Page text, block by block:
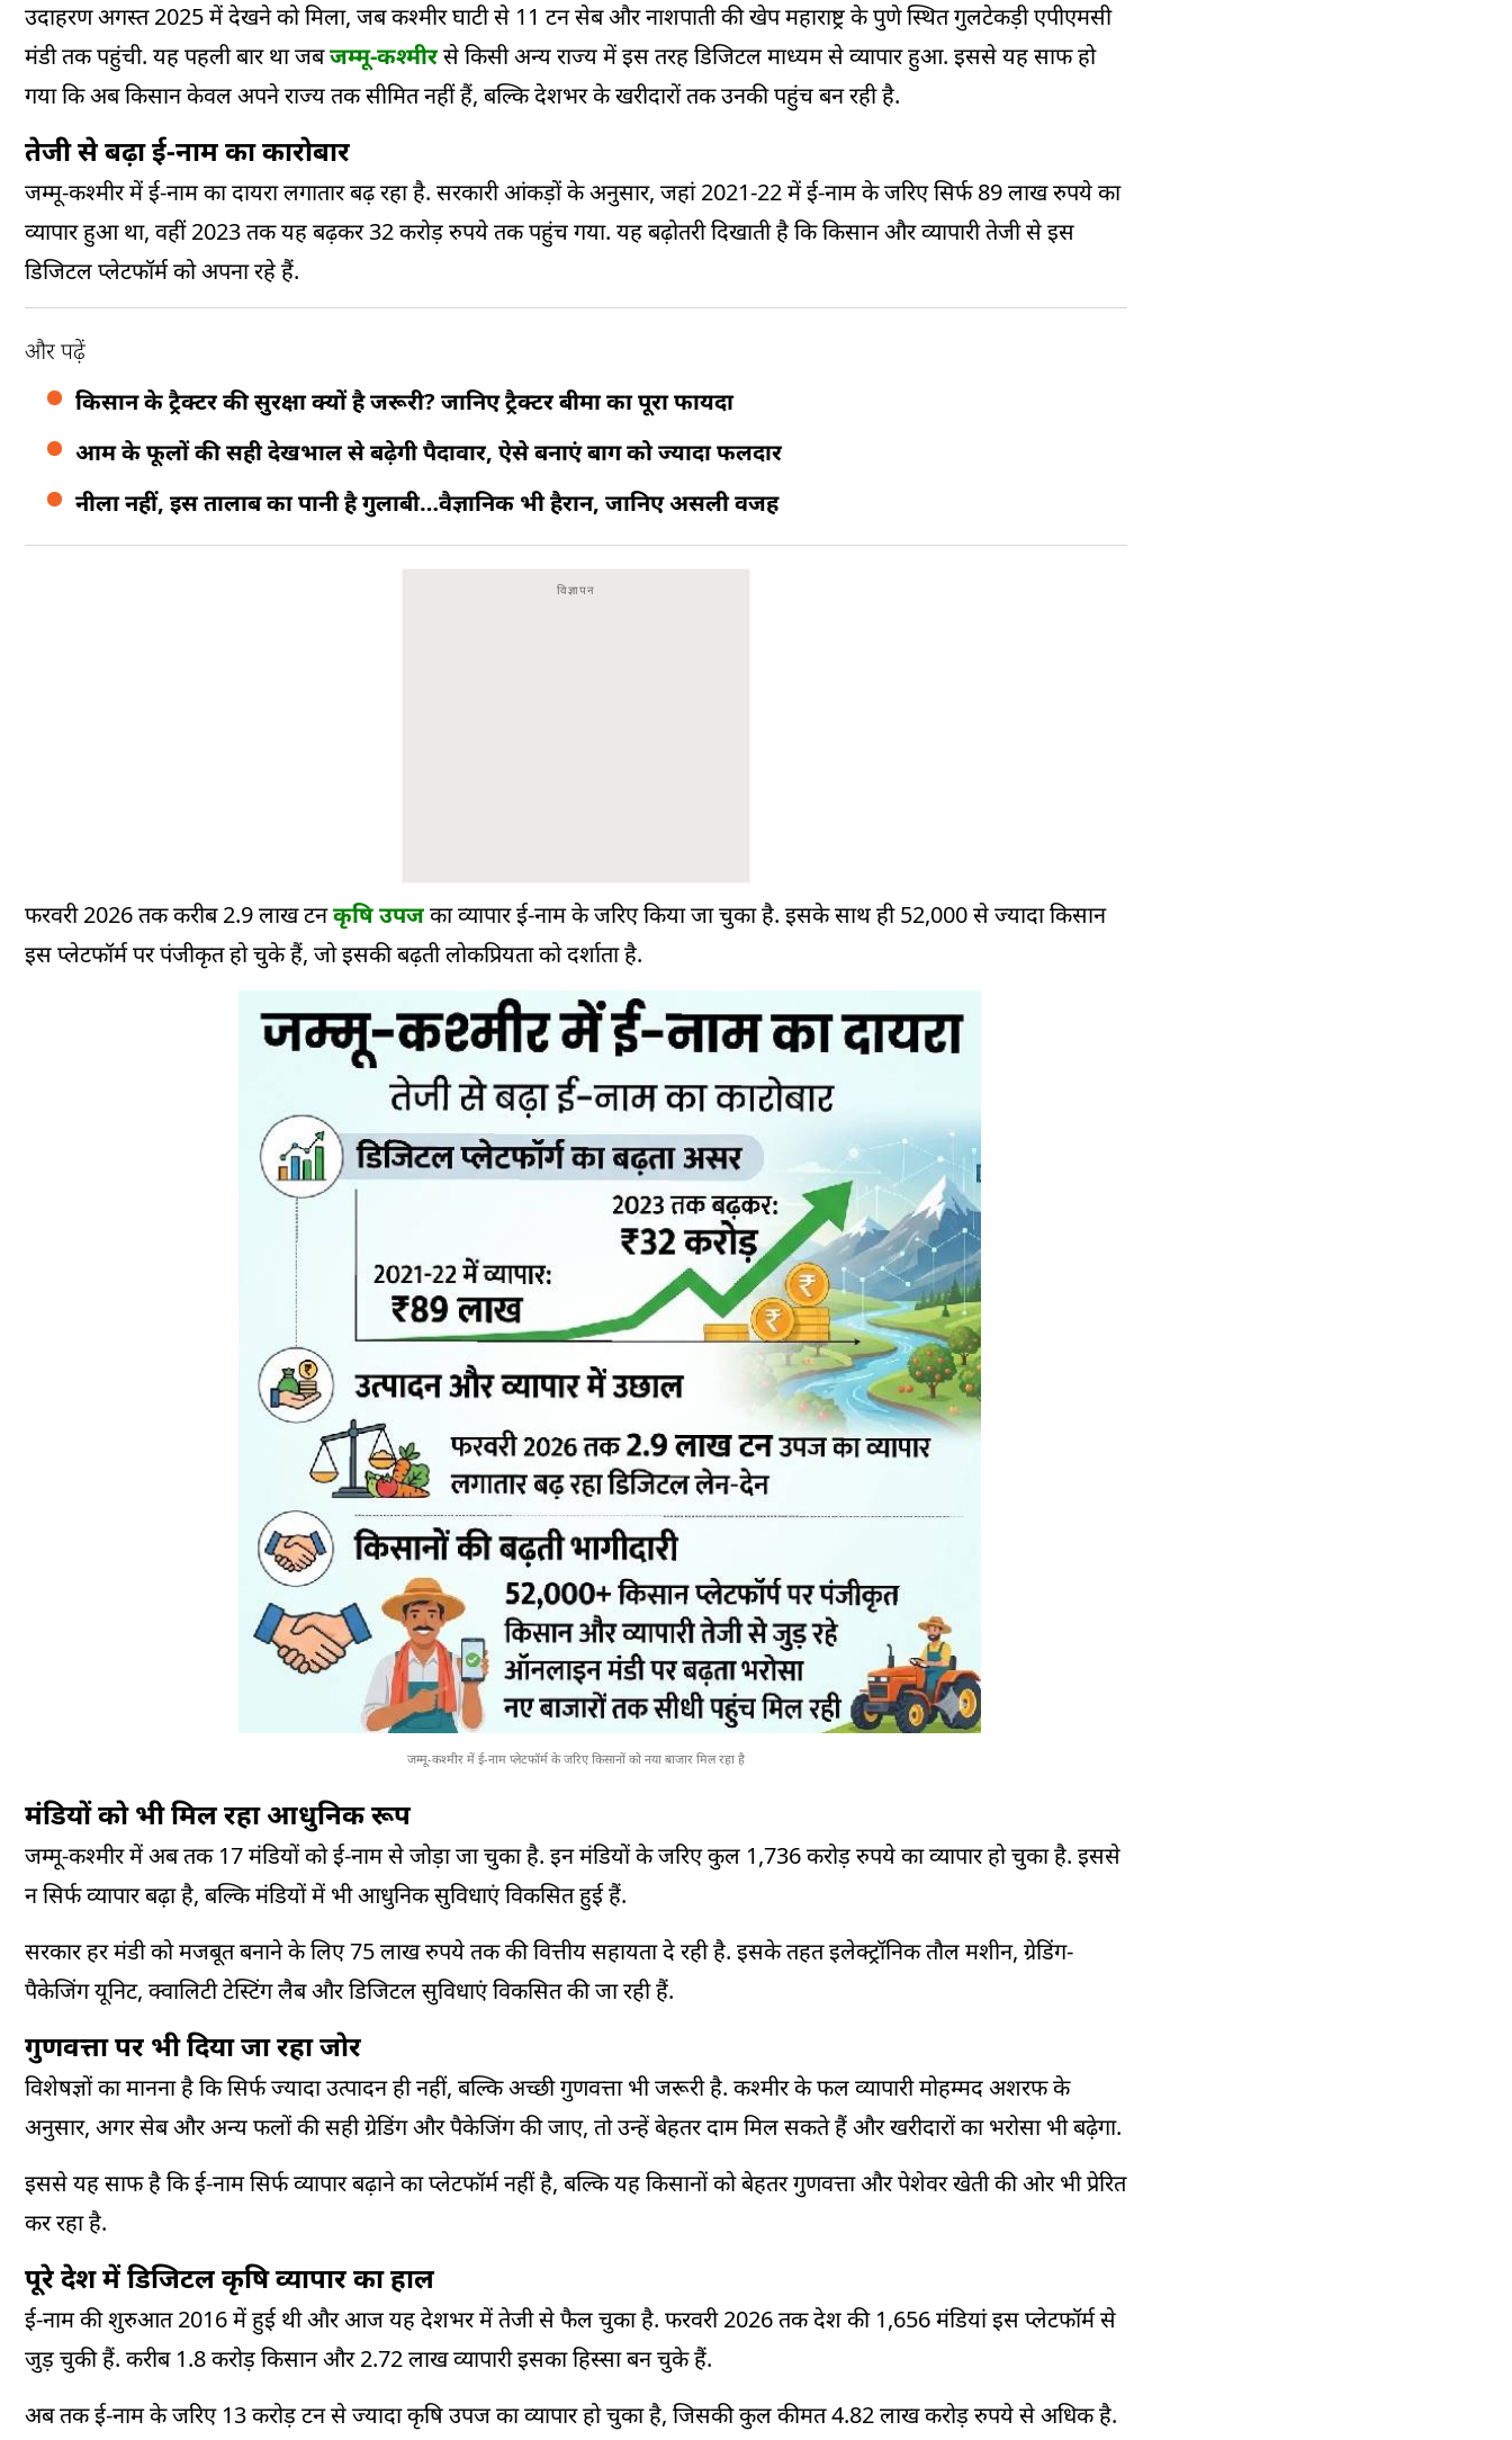
उदाहरण अगस्त 2025 में देखने को मिला, जब कश्मीर घाटी से 11 टन सेब और नाशपाती की खेप महाराष्ट्र के पुणे स्थित गुलटेकड़ी एपीएमसी
मंडी तक पहुंची. यह पहली बार था जबजम्मू-कश्मीरसे किसी अन्य राज्य में इस तरह डिजिटल माध्यम से व्यापार हुआ. इससे यह साफ हो
गया कि अब किसान केवल अपने राज्य तक सीमित नहीं हैं, बल्कि देशभर के खरीदारों तक उनकी पहुंच बन रही है.
तेजी से बढ़ा ई-नाम का कारोबार
जम्मू-कश्मीर में ई-नाम का दायरा लगातार बढ़ रहा है. सरकारी आंकड़ों के अनुसार, जहां 2021-22 में ई-नाम के जरिए सिर्फ 89 लाख रुपये का
व्यापार हुआ था, वहीं 2023 तक यह बढ़कर 32 करोड़ रुपये तक पहुंच गया. यह बढ़ोतरी दिखाती है कि किसान और व्यापारी तेजी से इस
डिजिटल प्लेटफॉर्म को अपना रहे हैं.
और पढ़ें
किसान के ट्रैक्टर की सुरक्षा क्यों है जरूरी? जानिए ट्रैक्टर बीमा का पूरा फायदा
आम के फूलों की सही देखभाल से बढ़ेगी पैदावार, ऐसे बनाएं बाग को ज्यादा फलदार
नीला नहीं, इस तालाब का पानी है गुलाबी…वैज्ञानिक भी हैरान, जानिए असली वजह
फरवरी 2026 तक करीब 2.9 लाख टनकृषि उपजका व्यापार ई-नाम के जरिए किया जा चुका है. इसके साथ ही 52,000 से ज्यादा किसान
इस प्लेटफॉर्म पर पंजीकृत हो चुके हैं, जो इसकी बढ़ती लोकप्रियता को दर्शाता है.
जम्मू-कश्मीर में ई-नाम प्लेटफॉर्म के जरिए किसानों को नया बाजार मिल रहा है
मंडियों को भी मिल रहा आधुनिक रूप
जम्मू-कश्मीर में अब तक 17 मंडियों को ई-नाम से जोड़ा जा चुका है. इन मंडियों के जरिए कुल 1,736 करोड़ रुपये का व्यापार हो चुका है. इससे
न सिर्फ व्यापार बढ़ा है, बल्कि मंडियों में भी आधुनिक सुविधाएं विकसित हुई हैं.
सरकार हर मंडी को मजबूत बनाने के लिए 75 लाख रुपये तक की वित्तीय सहायता दे रही है. इसके तहत इलेक्ट्रॉनिक तौल मशीन, ग्रेडिंग-
पैकेजिंग यूनिट, क्वालिटी टेस्टिंग लैब और डिजिटल सुविधाएं विकसित की जा रही हैं.
गुणवत्ता पर भी दिया जा रहा जोर
विशेषज्ञों का मानना है कि सिर्फ ज्यादा उत्पादन ही नहीं, बल्कि अच्छी गुणवत्ता भी जरूरी है. कश्मीर के फल व्यापारी मोहम्मद अशरफ के
अनुसार, अगर सेब और अन्य फलों की सही ग्रेडिंग और पैकेजिंग की जाए, तो उन्हें बेहतर दाम मिल सकते हैं और खरीदारों का भरोसा भी बढ़ेगा.
इससे यह साफ है कि ई-नाम सिर्फ व्यापार बढ़ाने का प्लेटफॉर्म नहीं है, बल्कि यह किसानों को बेहतर गुणवत्ता और पेशेवर खेती की ओर भी प्रेरित
कर रहा है.
पूरे देश में डिजिटल कृषि व्यापार का हाल
ई-नाम की शुरुआत 2016 में हुई थी और आज यह देशभर में तेजी से फैल चुका है. फरवरी 2026 तक देश की 1,656 मंडियां इस प्लेटफॉर्म से
जुड़ चुकी हैं. करीब 1.8 करोड़ किसान और 2.72 लाख व्यापारी इसका हिस्सा बन चुके हैं.
अब तक ई-नाम के जरिए 13 करोड़ टन से ज्यादा कृषि उपज का व्यापार हो चुका है, जिसकी कुल कीमत 4.82 लाख करोड़ रुपये से अधिक है.